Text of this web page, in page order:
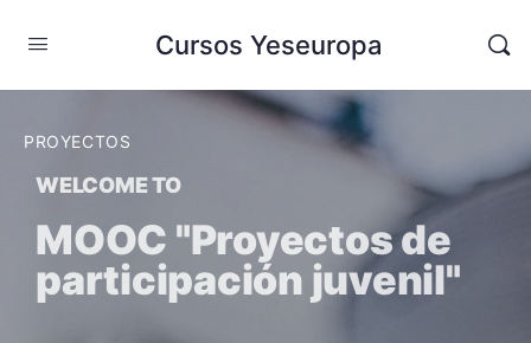
Cursos Yeseuropa
PROYECTOS
WELCOME TO
MOOC "Proyectos de
participación juvenil"